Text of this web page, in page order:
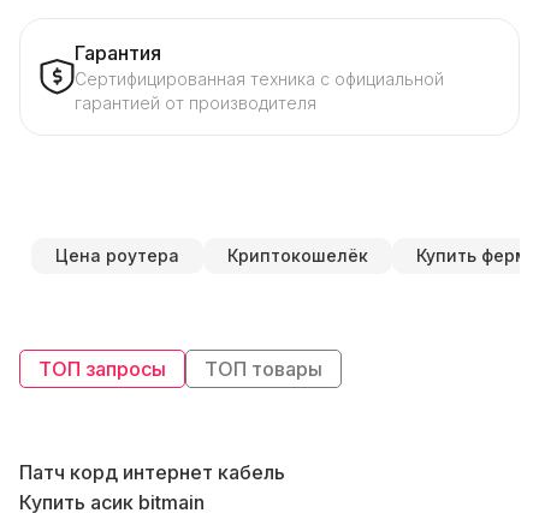
Гарантия
Сертифицированная техника с официальной
гарантией от производителя
Цена роутера Криптокошелёк Купить
ТОП запросы ТОП товары
Патч корд интернет кабель
Купить асик bitmain